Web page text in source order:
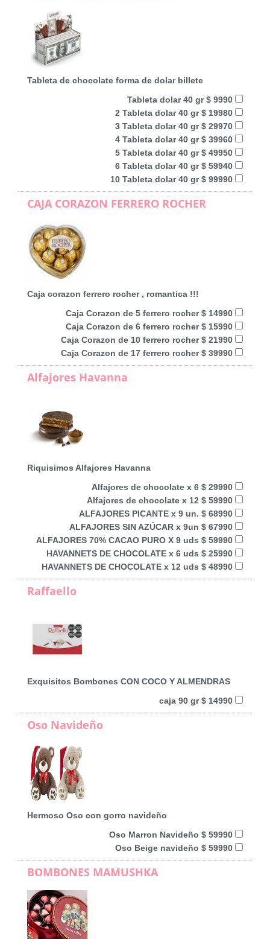
Tableta de chocolate forma de dolar billete
Tableta dolar 40 gr $ 9990
2 Tableta dolar 40 gr $ 19980
3 Tableta dolar 40 gr $ 29970
4 Tableta dolar 40 gr $ 39960
5 Tableta dolar 40 gr $ 49950
6 Tableta dolar 40 gr $ 59940
10 Tableta dolar 40 gr $ 99990
CAJA CORAZON FERRERO ROCHER
Caja corazon ferrero rocher , romantica !!!
Caja Corazon de 5 ferrero rocher $ 14990
Caja Corazon de 6 ferrero rocher $ 15990
Caja Corazon de 10 ferrero rocher $ 21990
Caja Corazon de 17 ferrero rocher $ 39990
Alfajores Havanna
Riquisimos Alfajores Havanna
Alfajores de chocolate x 6 $ 29990
Alfajores de chocolate x 12 $ 59990
ALFAJORES PICANTE x 9 un. $ 68990
ALFAJORES SIN AZÚCAR x 9un $ 67990
ALFAJORES 70% CACAO PURO X 9 uds $ 59990
HAVANNETS DE CHOCOLATE x 6 uds $ 25990
HAVANNETS DE CHOCOLATE x 12 uds $ 48990
Raffaello
Exquisitos Bombones CON COCO Y ALMENDRAS
caja 90 gr $ 14990
Oso Navideño
Hermoso Oso con gorro navideño
Oso Marron Navideño $ 59990
Oso Beige navideño $ 59990
BOMBONES MAMUSHKA